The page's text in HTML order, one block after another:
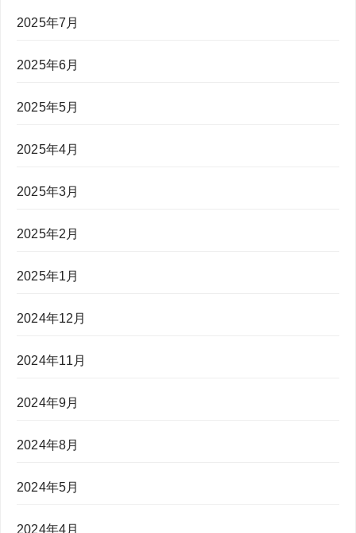
2025年7月
2025年6月
2025年5月
2025年4月
2025年3月
2025年2月
2025年1月
2024年12月
2024年11月
2024年9月
2024年8月
2024年5月
2024年4月